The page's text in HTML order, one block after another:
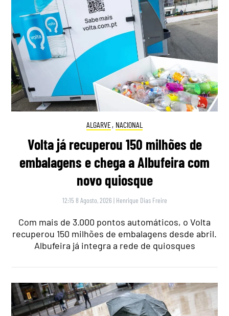
ALGARVE, NACIONAL
Volta já recuperou 150 milhões de
embalagens e chega a Albufeira com
novo quiosque
12:15 8 Agosto, 2026 | Henrique Dias Freire
Com mais de 3.000 pontos automáticos, o Volta
recuperou 150 milhões de embalagens desde abril.
Albufeira já integra a rede de quiosques